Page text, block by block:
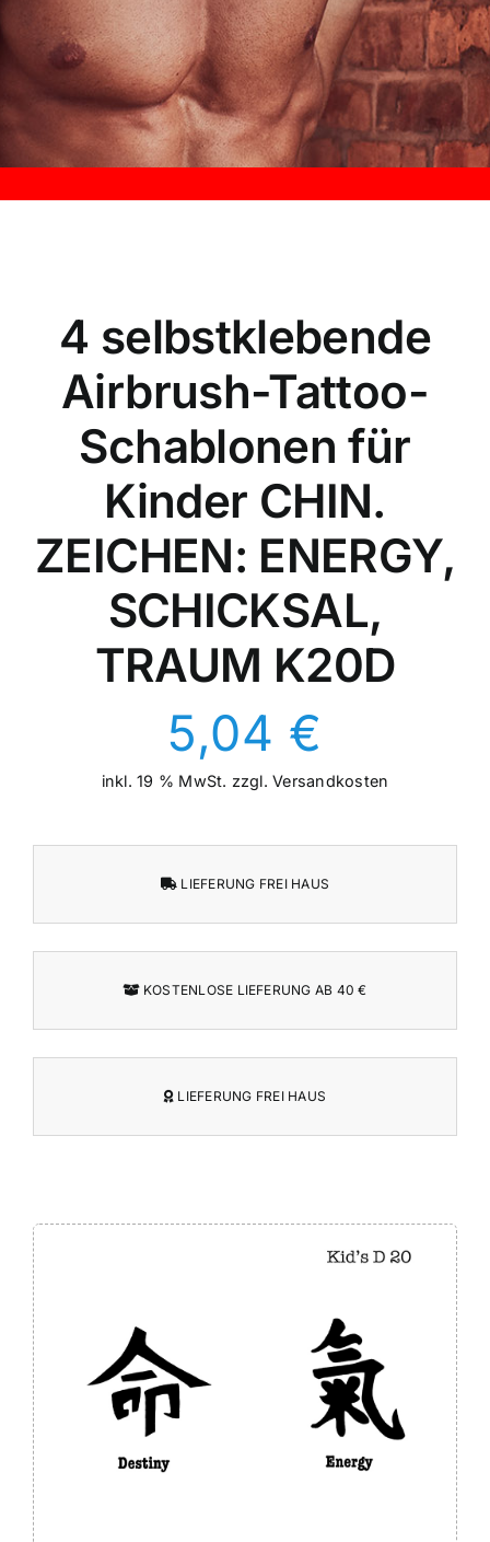
Kontakt
4 selbstklebende
Airbrush-Tattoo-
Schablonen für
Kinder CHIN.
ZEICHEN: ENERGY,
SCHICKSAL,
TRAUM K20D
5,04 €
inkl. 19 % MwSt. zzgl.Versandkosten
LIEFERUNG FREI HAUS
KOSTENLOSE LIEFERUNG AB 40 €
LIEFERUNG FREI HAUS